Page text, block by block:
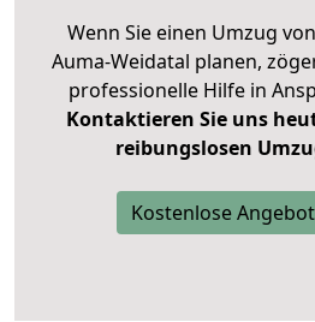
Wenn Sie einen Umzug
Auma-Weidatal planen,
professionelle Hilfe in
Kontaktieren Sie uns
reibungslosen
Kostenlose